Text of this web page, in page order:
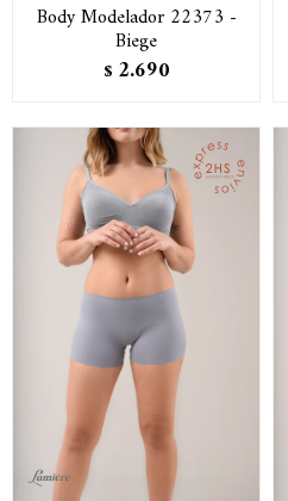
Body Modelador 22373 -
Biege
$ 2.690